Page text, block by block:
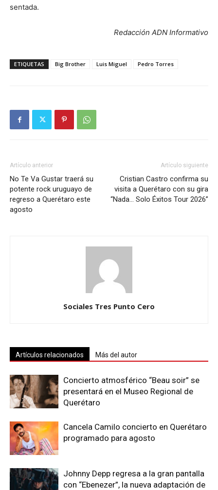
sentada.
Redacción ADN Informativo
ETIQUETAS Big Brother Luis Miguel Pedro Torres
Artículo anterior
No Te Va Gustar traerá su
potente rock uruguayo de
regreso a Querétaro este
agosto
Artículo siguiente
Cristian Castro confirma su
visita a Querétaro con su gira
“Nada… Solo Éxitos Tour 2026”
Sociales Tres Punto Cero
Artículos relacionados Más del autor
Concierto atmosférico “Beau soir” se
presentará en el Museo Regional de
Querétaro
Cancela Camilo concierto en Querétaro
programado para agosto
Johnny Depp regresa a la gran pantalla
con “Ebenezer”, la nueva adaptación de